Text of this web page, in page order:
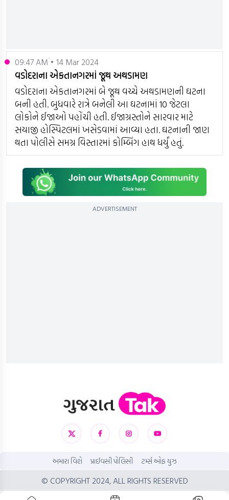
09:47 AM • 14 Mar 2024
વડોદરાના એકતાનગરમાં જૂથ અથડામણ
વડોદરાના એકતાનગરમાં બે જૂથ વચ્ચે અથડામણની ઘટના
બની હતી. બુધવારે રાત્રે બનેલી આ ઘટનામાં 10 જેટલા
લોકોને ઈજાઓ પહોંચી હતી. ઈજાગ્રસ્તોને સારવાર માટે
સયાજી હોસ્પિટલમાં ખસેડવામાં આવ્યા હતા. ઘટનાની જાણ
થતા પોલીસે સમગ્ર વિસ્તારમાં કોમ્બિંગ હાથ ધર્યું હતું.
ADVERTISEMENT
અમારા વિશે પ્રાઈવસી પોલિસી ટર્મ્સ ઓફ યુઝ
© COPYRIGHT 2024, ALL RIGHTS RESERVED
ADVERTISEMENT